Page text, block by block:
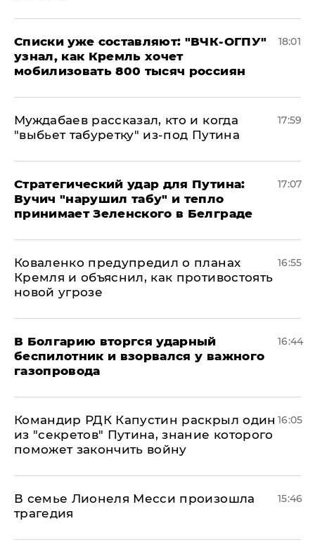
Списки уже составляют: "ВЧК-ОГПУ"
узнал, как Кремль хочет
мобилизовать 800 тысяч россиян
18:01
Муждабаев рассказал, кто и когда
"выбьет табуретку" из-под Путина
17:59
Стратегический удар для Путина:
Вучич "нарушил табу" и тепло
принимает Зеленского в Белграде
17:07
Коваленко предупредил о планах
Кремля и объяснил, как противостоять
новой угрозе
16:55
В Болгарию вторгся ударный
беспилотник и взорвался у важного
газопровода
16:44
Командир РДК Капустин раскрыл один
из "секретов" Путина, знание которого
поможет закончить войну
16:05
В семье Лионеля Месси произошла
трагедия
15:46